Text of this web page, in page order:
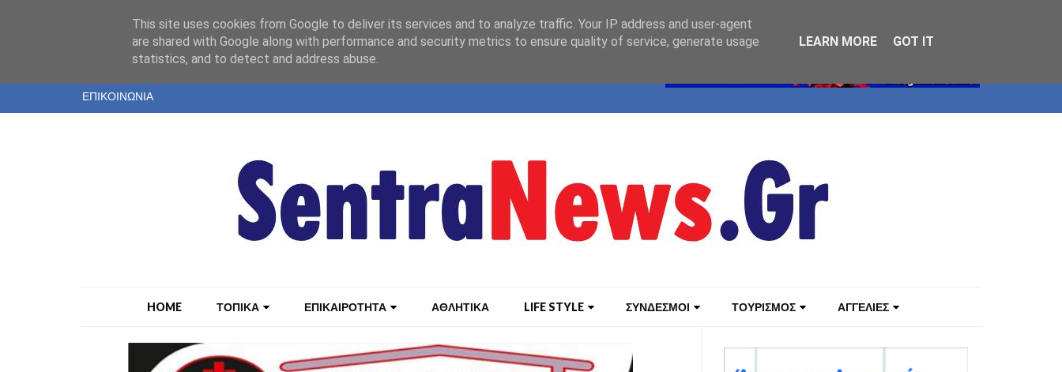
ΤΑΥΤΟΤΗΤΑ
ΕΝΤΥΠΗ ΕΚΔΟΣΗ
ΕΠΙΚΟΙΝΩΝΙΑ
HOME ΤΟΠΙΚΑ ΕΠΙΚΑΙΡΟΤΗΤΑ ΑΘΛΗΤΙΚΑ LIFE STYLE ΣΥΝΔΕΣΜΟΙ ΤΟΥΡΙΣΜΟΣ ΑΓΓΕΛΙΕΣ
This site uses cookies from Google to deliver its services and to analyze traffic. Your IP address and user-agent
are shared with Google along with performance and security metrics to ensure quality of service, generate usage
statistics, and to detect and address abuse.
LEARN MORE GOT IT